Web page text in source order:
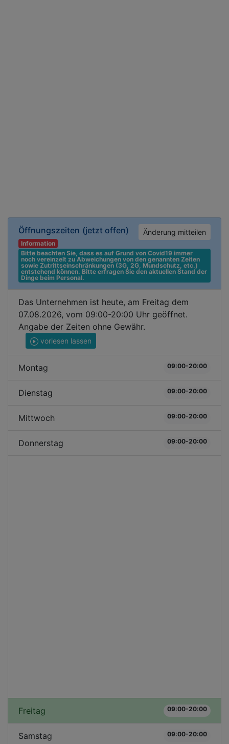
Öffnungszeiten (jetzt offen) Änderung mitteilen
Information
Bitte beachten Sie, dass es auf Grund von Covid19 immer
noch vereinzelt zu Abweichungen von den genannten Zeiten
sowie Zutrittseinschränkungen (3G, 2G, Mundschutz, etc.)
entstehend können. Bitte erfragen Sie den aktuellen Stand der
Dinge beim Personal.
Das Unternehmen ist heute, am Freitag dem
07.08.2026, vom 09:00-20:00 Uhr geöffnet.
Angabe der Zeiten ohne Gewähr.
vorlesen lassen
Montag 09:00-20:00
Dienstag 09:00-20:00
Mittwoch 09:00-20:00
Donnerstag 09:00-20:00
Freitag 09:00-20:00
Samstag 09:00-20:00